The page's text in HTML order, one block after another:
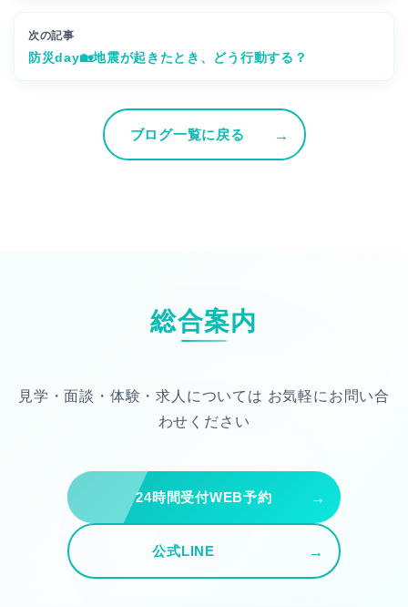
次の記事
防災day🏡地震が起きたとき、どう行動する？
ブログ一覧に戻る
総合案内
見学・面談・体験・求人については お気軽にお問い合
わせください
24時間受付WEB予約
公式LINE